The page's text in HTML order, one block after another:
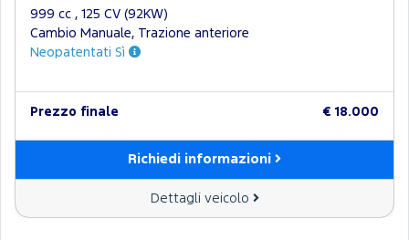
999 cc , 125 CV (92KW)
Cambio Manuale, Trazione anteriore
Neopatentati Sì
Prezzo finale € 18.000
Richiedi informazioni
Dettagli veicolo